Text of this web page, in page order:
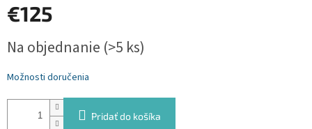
€125
cena:
Na objednanie (>5 ks)
Možnosti doručenia
Pridať do košíka